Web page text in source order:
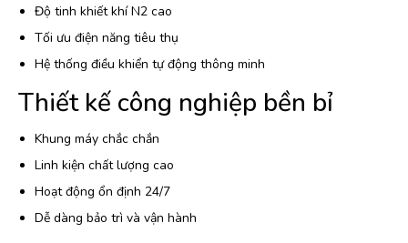
Độ tinh khiết khí N2 cao
Tối ưu điện năng tiêu thụ
Hệ thống điều khiển tự động thông minh
Thiết kế công nghiệp bền bỉ
Khung máy chắc chắn
Linh kiện chất lượng cao
Hoạt động ổn định 24/7
Dễ dàng bảo trì và vận hành